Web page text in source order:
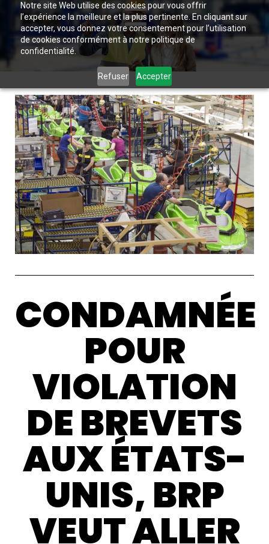
Notre site Web utilise des cookies pour vous offrir
l’expérience la meilleure et la plus pertinente. En cliquant sur
accepter, vous donnez votre consentement pour l’utilisation
de cookies conformément à notre politique de
confidentialité.
Refuser Accepter
CONDAMNÉE
POUR
VIOLATION
DE BREVETS
AUX ÉTATS-
UNIS, BRP
VEUT ALLER